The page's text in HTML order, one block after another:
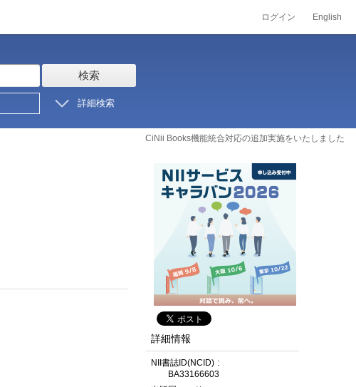
ログイン English
検索
詳細検索
CiNii Books機能統合対応の追加実施をいたしました
詳細情報
NII書誌ID(NCID)
BA33166603